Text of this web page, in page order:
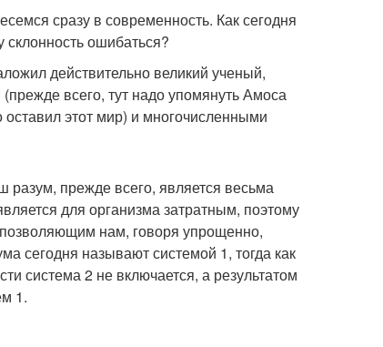
сразу в современность. Как сегодня
ошибаться?
действительно великий ученый,
всего, тут надо упомянуть Амоса
этот мир) и многочисленными
разум, прежде всего, является весьма
для организма затратным, поэтому
нам, говоря упрощенно,
сегодня называют системой 1, тогда как
система 2 не включается, а результатом
1.